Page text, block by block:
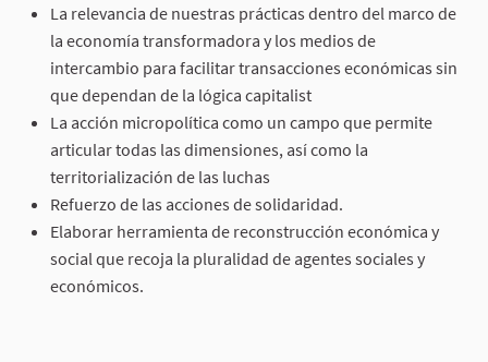
La relevancia de nuestras prácticas dentro del marco de
la economía transformadora y los medios de
intercambio para facilitar transacciones económicas sin
que dependan de la lógica capitalist
La acción micropolítica como un campo que permite
articular todas las dimensiones, así como la
territorialización de las luchas
Refuerzo de las acciones de solidaridad.
Elaborar herramienta de reconstrucción económica y
social que recoja la pluralidad de agentes sociales y
económicos.